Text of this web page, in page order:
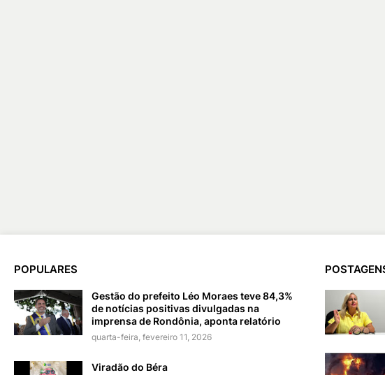
POPULARES
Gestão do prefeito Léo Moraes teve 84,3%
de notícias positivas divulgadas na
imprensa de Rondônia, aponta relatório
quarta-feira, fevereiro 11, 2026
Viradão do Béra